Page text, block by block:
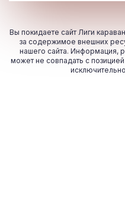
Вы покидаете сайт Лиги
за содержимое внешних
нашего сайта. Информация,
может не совпадать с